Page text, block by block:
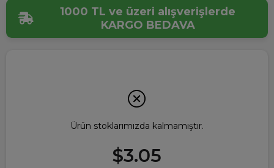
1000 TL ve üzeri alışverişlerde
KARGO BEDAVA
Ürün stoklarımızda kalmamıştır.
$3.05